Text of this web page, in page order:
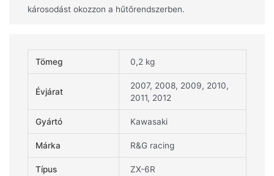
károsodást okozzon a hűtőrendszerben.
Tömeg 0,2 kg
Évjárat
2007, 2008, 2009, 2010,
2011, 2012
Gyártó Kawasaki
Márka R&G racing
Típus ZX-6R